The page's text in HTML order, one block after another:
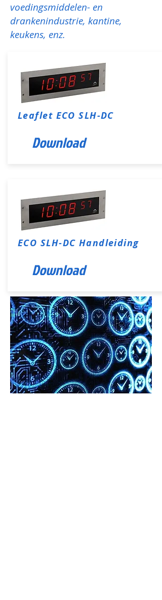
voedingsmiddelen- en
drankenindustrie, kantine,
keukens, enz.
Leaflet ECO SLH-DC
Download
ECO SLH-DC Handleiding
Download